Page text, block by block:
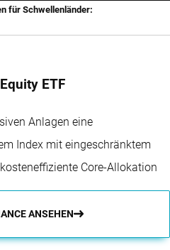
für Schwellenländer:
ETF
Anlagen eine
Index mit eingeschränktem
Core-Allokation
ANSEHEN